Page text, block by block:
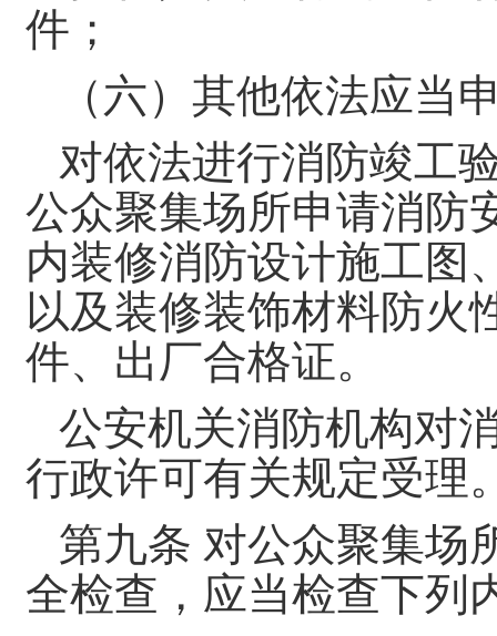
件；
（六）其他依法应当
对依法进行消防竣工
公众聚集场所申请消防
内装修消防设计施工图
以及装修装饰材料防火
件、出厂合格证。
公安机关消防机构对
行政许可有关规定受理
第九条 对公众聚集场
全检查，应当检查下列